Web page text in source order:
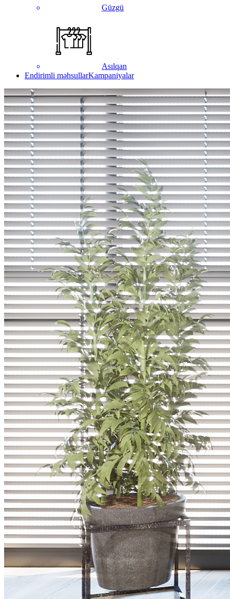
Güzgü
Asılqan
Endirimli məhsullarKampaniyalar